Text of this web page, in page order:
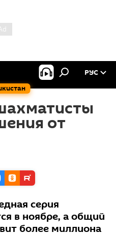
РУС
от
серия
в ноябре, а общий
более миллиона